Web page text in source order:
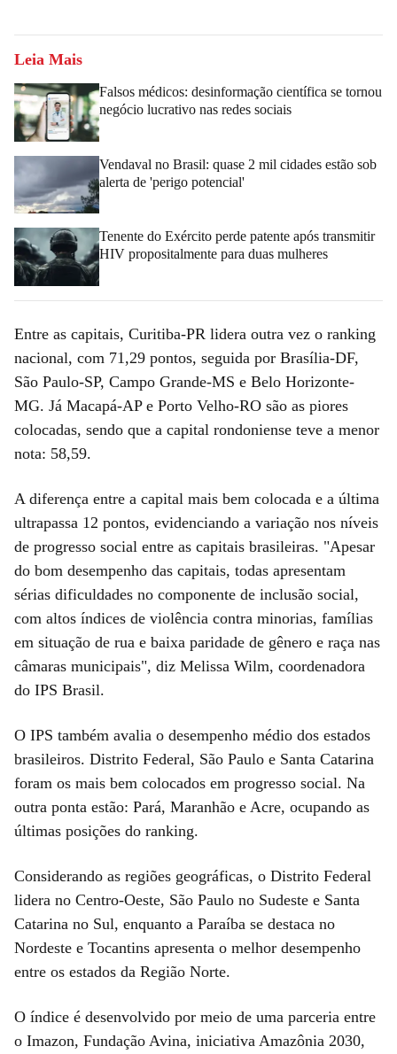
Leia Mais
Falsos médicos: desinformação científica se tornou
negócio lucrativo nas redes sociais
Vendaval no Brasil: quase 2 mil cidades estão sob
alerta de 'perigo potencial'
Tenente do Exército perde patente após transmitir
HIV propositalmente para duas mulheres
Entre as capitais, Curitiba-PR lidera outra vez o ranking
nacional, com 71,29 pontos, seguida por Brasília-DF,
São Paulo-SP, Campo Grande-MS e Belo Horizonte-
MG. Já Macapá-AP e Porto Velho-RO são as piores
colocadas, sendo que a capital rondoniense teve a menor
nota: 58,59.
A diferença entre a capital mais bem colocada e a última
ultrapassa 12 pontos, evidenciando a variação nos níveis
de progresso social entre as capitais brasileiras. "Apesar
do bom desempenho das capitais, todas apresentam
sérias dificuldades no componente de inclusão social,
com altos índices de violência contra minorias, famílias
em situação de rua e baixa paridade de gênero e raça nas
câmaras municipais", diz Melissa Wilm, coordenadora
do IPS Brasil.
O IPS também avalia o desempenho médio dos estados
brasileiros. Distrito Federal, São Paulo e Santa Catarina
foram os mais bem colocados em progresso social. Na
outra ponta estão: Pará, Maranhão e Acre, ocupando as
últimas posições do ranking.
Considerando as regiões geográficas, o Distrito Federal
lidera no Centro-Oeste, São Paulo no Sudeste e Santa
Catarina no Sul, enquanto a Paraíba se destaca no
Nordeste e Tocantins apresenta o melhor desempenho
entre os estados da Região Norte.
O índice é desenvolvido por meio de uma parceria entre
o Imazon, Fundação Avina, iniciativa Amazônia 2030,